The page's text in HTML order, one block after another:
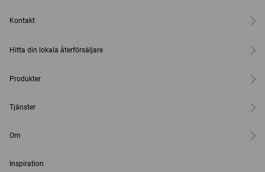
Kontakt
Hitta din lokala återförsäljare
Produkter
Tjänster
Om
Inspiration